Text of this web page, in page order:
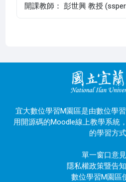
開課教師： 彭世興 教授
宜大數位學習M園區是由數位學
用開源碼的Moodle線上教學系統
的學習方式
單一窗口意
隱私權政策暨告
數位學習M園區